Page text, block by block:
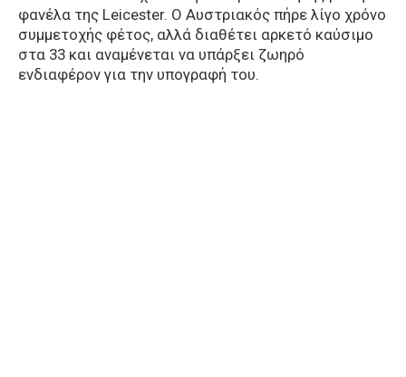
φανέλα της Leicester. Ο Αυστριακός πήρε λίγο χρόνο
συμμετοχής φέτος, αλλά διαθέτει αρκετό καύσιμο
στα 33 και αναμένεται να υπάρξει ζωηρό
ενδιαφέρον για την υπογραφή του.